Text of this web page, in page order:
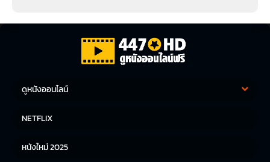
ดูหนังออนไลน์
หนังญี่ปุ่น
NETFLIX
หนังใหม่ 2025